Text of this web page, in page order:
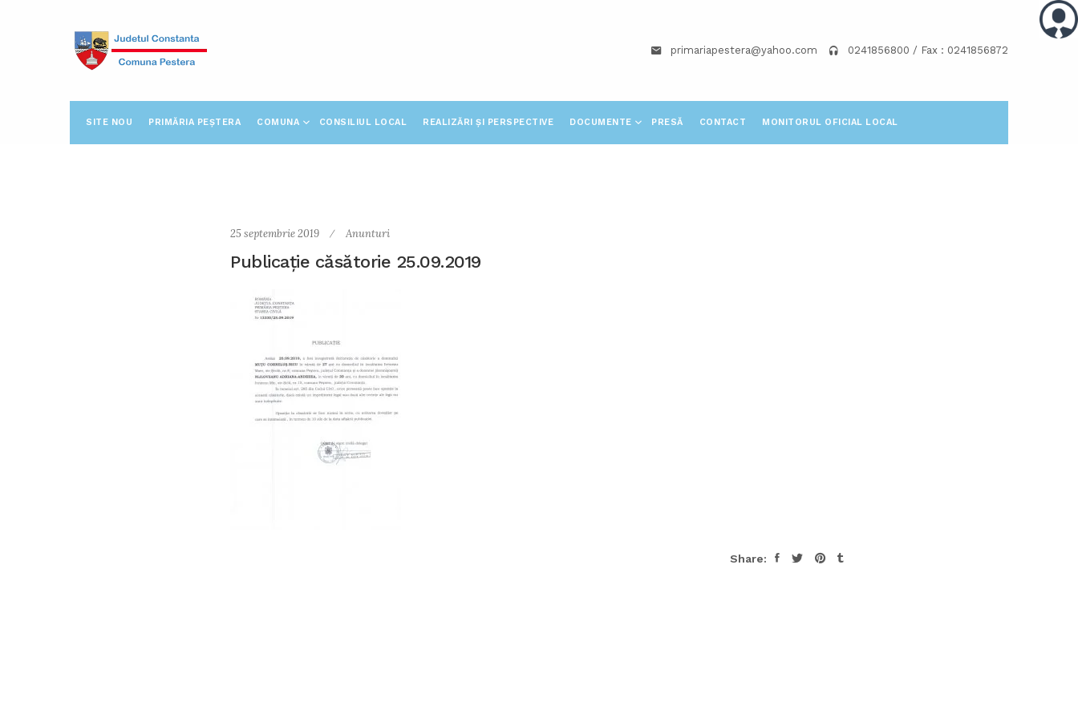
primariapestera@yahoo.com 0241856800 / Fax : 0241856872
SITE NOU PRIMĂRIA PEȘTERA COMUNA CONSILIUL LOCAL REALIZĂRI ȘI PERSPECTIVE DOCUMENTE PRESĂ CONTACT MONITORUL OFICIAL LOCAL
25 septembrie 2019 Anunturi
Publicație căsătorie 25.09.2019
Share: